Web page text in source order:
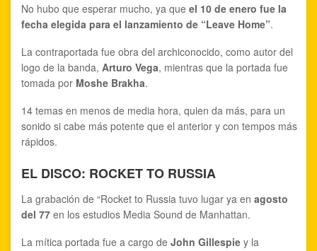
No hubo que esperar mucho, ya que el 10 de enero fue la
fecha elegida para el lanzamiento de “Leave Home”.
La contraportada fue obra del archiconocido, como autor del
logo de la banda, Arturo Vega, mientras que la portada fue
tomada por Moshe Brakha.
14 temas en menos de media hora, quien da más, para un
sonido si cabe más potente que el anterior y con tempos más
rápidos.
EL DISCO: ROCKET TO RUSSIA
La grabación de “Rocket to Russia tuvo lugar ya en agosto
del 77 en los estudios Media Sound de Manhattan.
La mítica portada fue a cargo de John Gillespie y la